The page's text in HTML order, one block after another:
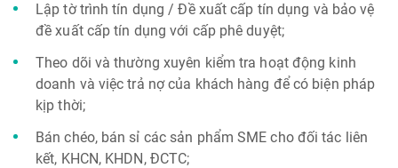
Lập tờ trình tín dụng / Đề xuất cấp tín dụng và bảo vệ
đề xuất cấp tín dụng với cấp phê duyệt;
Theo dõi và thường xuyên kiểm tra hoạt động kinh
doanh và việc trả nợ của khách hàng để có biện pháp
kịp thời;
Bán chéo, bán sỉ các sản phẩm SME cho đối tác liên
kết, KHCN, KHDN, ĐCTC;